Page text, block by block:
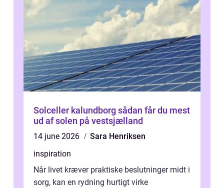
Solceller kalundborg sådan får du mest
ud af solen på vestsjælland
14 june 2026
Sara Henriksen
inspiration
Når livet kræver praktiske beslutninger midt i
sorg, kan en rydning hurtigt virke